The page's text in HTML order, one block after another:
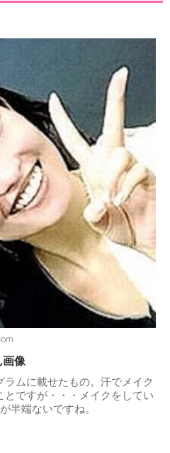
画像
ムに載せたもの。汗でメイク
ですが・・・メイクをしてい
半端ないですね。